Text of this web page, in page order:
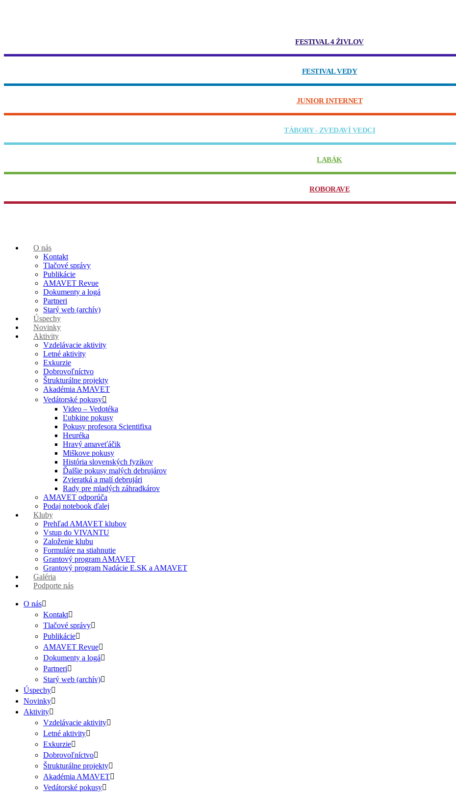
FESTIVAL 4 ŽIVLOV
FESTIVAL VEDY
JUNIOR INTERNET
TÁBORY - ZVEDAVÍ VEDCI
LABÁK
ROBORAVE
O nás
Kontakt
Tlačové správy
Publikácie
AMAVET Revue
Dokumenty a logá
Partneri
Starý web (archív)
Úspechy
Novinky
Aktivity
Vzdelávacie aktivity
Letné aktivity
Exkurzie
Dobrovoľníctvo
Štrukturálne projekty
Akadémia AMAVET
Vedátorské pokusy
Video – Vedotéka
Ľubkine pokusy
Pokusy profesora Scientifixa
Heuréka
Hravý amaveťáčik
Miškove pokusy
História slovenských fyzikov
Ďalšie pokusy malých debrujárov
Zvieratká a malí debrujári
Rady pre mladých záhradkárov
AMAVET odporúča
Podaj notebook ďalej
Kluby
Prehľad AMAVET klubov
Vstup do VIVANTU
Založenie klubu
Formuláre na stiahnutie
Grantový program AMAVET
Grantový program Nadácie E.SK a AMAVET
Galéria
Podporte nás
O nás
Kontakt
Tlačové správy
Publikácie
AMAVET Revue
Dokumenty a logá
Partneri
Starý web (archív)
Úspechy
Novinky
Aktivity
Vzdelávacie aktivity
Letné aktivity
Exkurzie
Dobrovoľníctvo
Štrukturálne projekty
Akadémia AMAVET
Vedátorské pokusy